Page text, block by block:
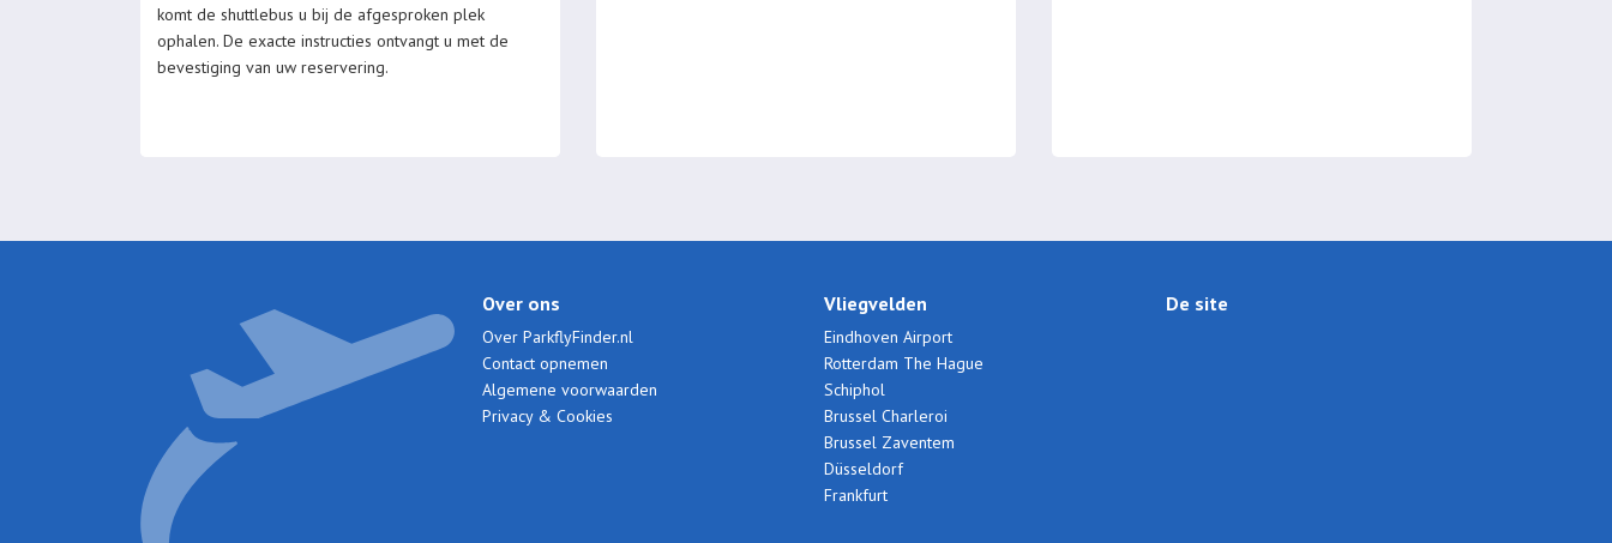
komt de shuttlebus u bij de afgesproken plek
ophalen. De exacte instructies ontvangt u met de
bevestiging van uw reservering.
Over ons
Over ParkflyFinder.nl
Contact opnemen
Algemene voorwaarden
Privacy & Cookies
Vliegvelden
Eindhoven Airport
Rotterdam The Hague
Schiphol
Brussel Charleroi
Brussel Zaventem
Düsseldorf
Frankfurt
De site